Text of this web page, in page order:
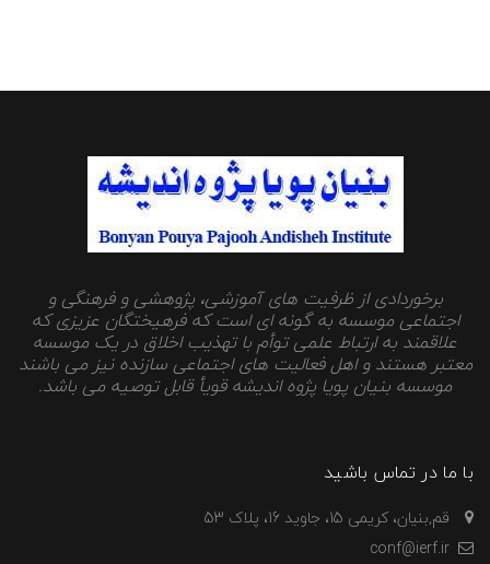
برخوردادی از ظرفیت های آموزشی، پژوهشی و فرهنگی و
اجتماعی موسسه به گونه ای است که فرهیختگان عزیزی که
علاقمند به ارتباط علمی توأم با تهذیب اخلاق در یک موسسه
معتبر هستند و اهل فعالیت های اجتماعی سازنده نیز می باشند
موسسه بنیان پویا پژوه اندیشه قویأ قابل توصیه می باشد.
با ما در تماس باشید
قم,بنیان، کریمی 15، جاوید 16، پلاک 53